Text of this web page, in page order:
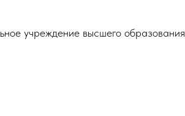
учреждение высшего образования